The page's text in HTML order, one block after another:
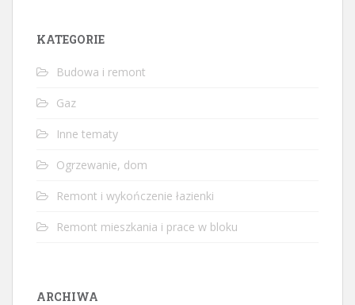
KATEGORIE
Budowa i remont
Gaz
Inne tematy
Ogrzewanie, dom
Remont i wykończenie łazienki
Remont mieszkania i prace w bloku
ARCHIWA